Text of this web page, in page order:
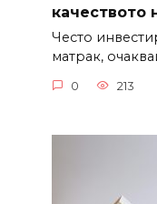
качеството
Често
матрак,
0 213